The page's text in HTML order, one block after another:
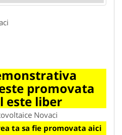
promovata
este liber
Novaci
ta sa fie promovata aici